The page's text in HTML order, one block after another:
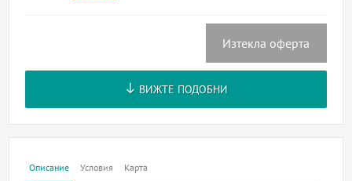
Изтекла оферта
ВИЖТЕ ПОДОБНИ
Описание Условия Карта